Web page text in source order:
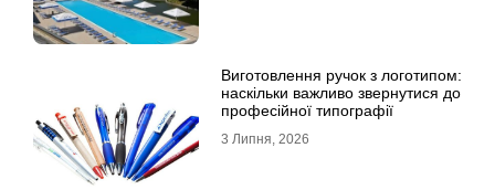
Виготовлення ручок з логотипом:
наскільки важливо звернутися до
професійної типографії
3 Липня, 2026